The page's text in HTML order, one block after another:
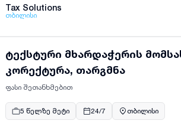
Tax Solutions
თბილისი
ტექსტური მხარდაჭერის
კორექტურა, თარგმნა
ფასი შეთანხმებით
5 წელზე მეტი 24/7 თბილისი